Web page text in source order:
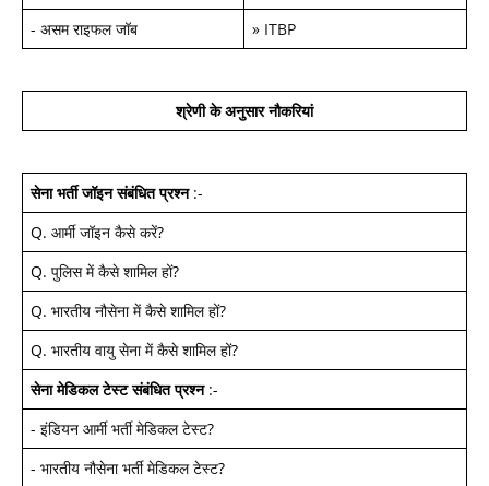
- असम राइफल जॉब » ITBP
श्रेणी के अनुसार नौकरियां
सेना भर्ती जॉइन संबंधित प्रश्न:-
Q. आर्मी जॉइन कैसे करें?
Q. पुलिस में कैसे शामिल हों?
Q. भारतीय नौसेना में कैसे शामिल हों?
Q. भारतीय वायु सेना में कैसे शामिल हों?
सेना मेडिकल टेस्ट संबंधित प्रश्न:-
- इंडियन आर्मी भर्ती मेडिकल टेस्ट?
- भारतीय नौसेना भर्ती मेडिकल टेस्ट?